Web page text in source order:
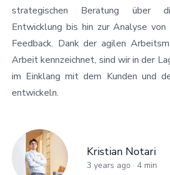
strategischen Beratung über
Entwicklung bis hin zur Analyse
Feedback. Dank der agilen
Arbeit kennzeichnet, sind wir in der
im Einklang mit dem Kunden und
entwickeln.
Kristian Notari
Kristian Notari
3 years ago · 4 min